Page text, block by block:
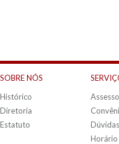
SOBRE NÓS
Histórico
Diretoria
Estatuto